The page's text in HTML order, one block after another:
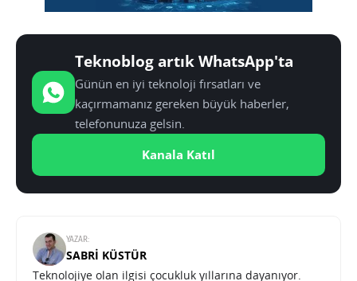
Teknoblog artık WhatsApp'ta
Günün en iyi teknoloji fırsatları ve
kaçırmamanız gereken büyük haberler,
telefonunuza gelsin.
Kanala Katıl
YAZAR:
SABRI KÜSTÜR
Teknolojiye olan ilgisi çocukluk yıllarına dayanıyor.